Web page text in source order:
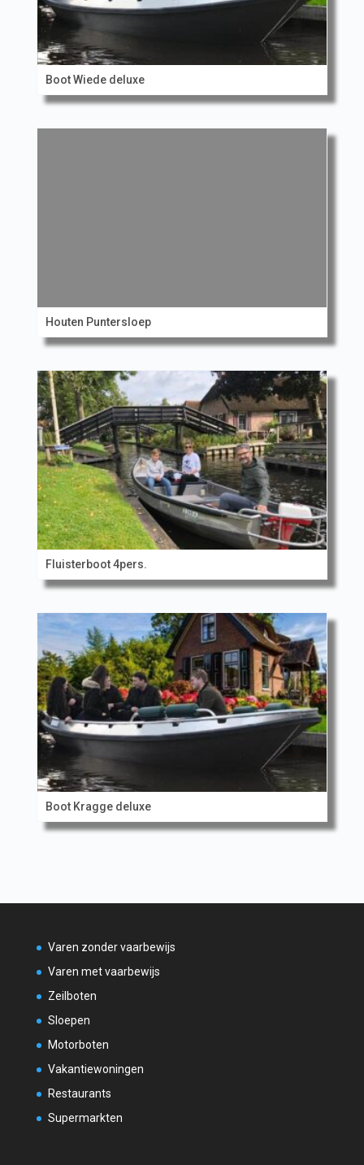
Boot Wiede deluxe
Houten Puntersloep
Fluisterboot 4pers.
Boot Kragge deluxe
Varen zonder vaarbewijs
Varen met vaarbewijs
Zeilboten
Sloepen
Motorboten
Vakantiewoningen
Restaurants
Supermarkten